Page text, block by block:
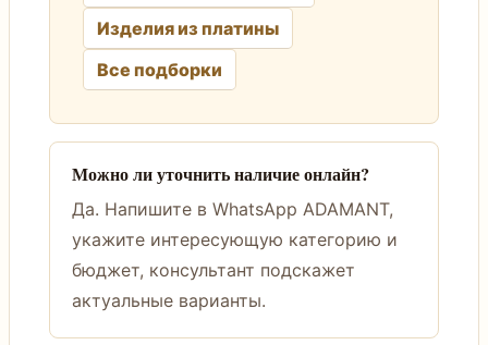
Изделия из платины
Все подборки
Можно ли уточнить наличие онлайн?
Да. Напишите в WhatsApp ADAMANT,
укажите интересующую категорию и
бюджет, консультант подскажет
актуальные варианты.